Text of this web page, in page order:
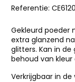
Referentie:
Gekleurd
extra glanzend
glitters. Kan in
behoud van
Verkrijgbaar in